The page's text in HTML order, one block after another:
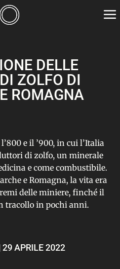
DELLE
ZOLFO DI
ROMAGNA
e il ’900, in cui l’Italia
di zolfo, un minerale
e come combustibile.
e Romagna, la vita era
delle miniere, finché il
tracollo in pochi anni.
APRILE 2022